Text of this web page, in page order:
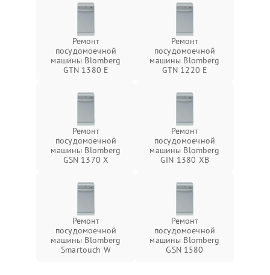
Ремонт
посудомоечной
машины Blomberg
GTN 1380 E
Ремонт
посудомоечной
машины Blomberg
GTN 1220 E
Ремонт
посудомоечной
машины Blomberg
GSN 1370 X
Ремонт
посудомоечной
машины Blomberg
GIN 1380 XB
Ремонт
посудомоечной
машины Blomberg
Smartouch W
Ремонт
посудомоечной
машины Blomberg
GSN 1580